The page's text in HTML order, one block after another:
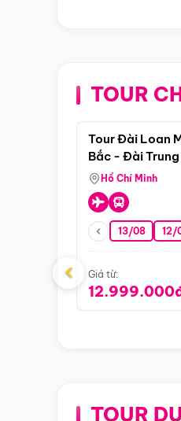
TOUR
Tour Đài Loan
Bắc - Đài
Hùng ( Bay Vn)
Hồ Chí Minh
13/08 12/
Giá từ:
‹
TOUR